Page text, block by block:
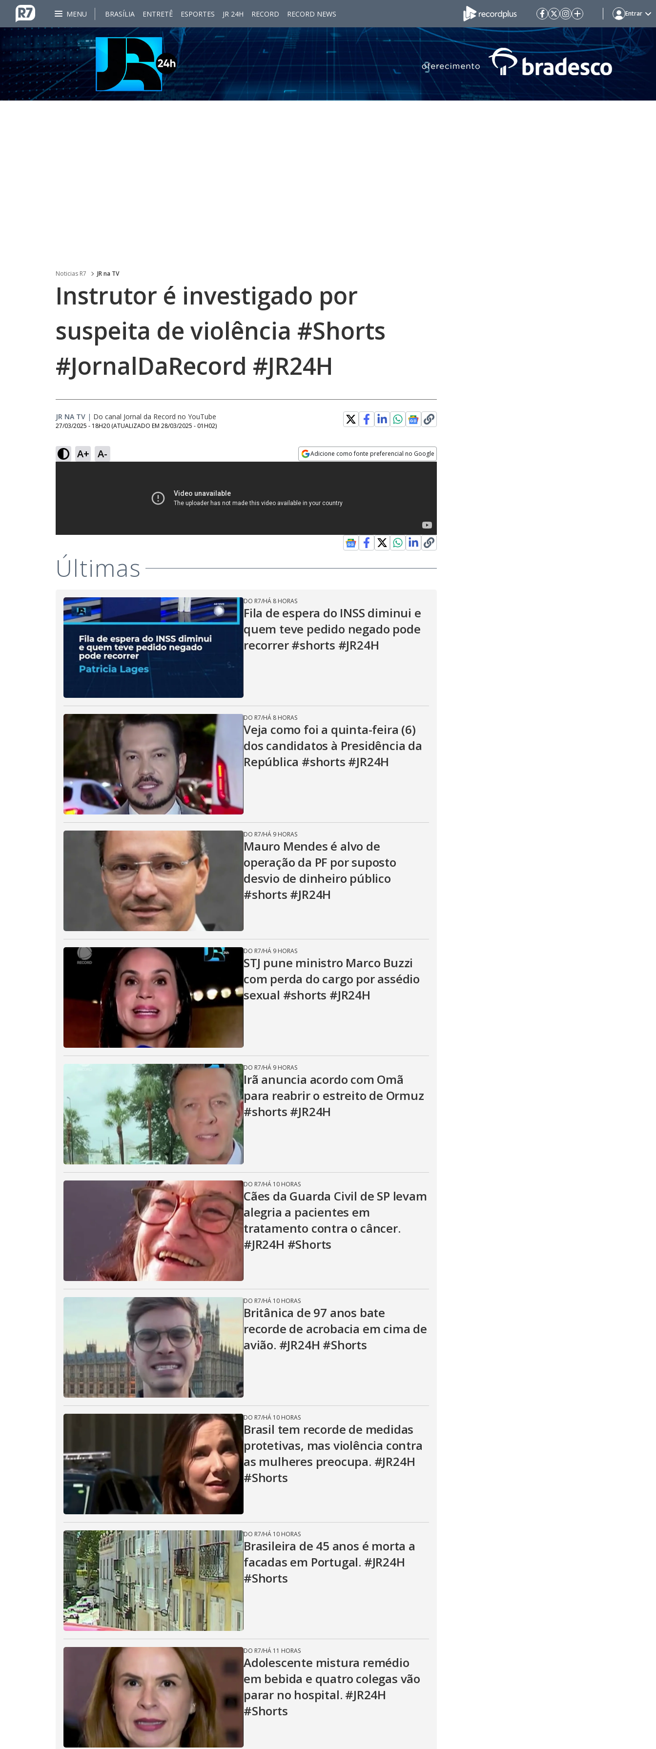
MENU BRASÍLIA ENTRETÊ ESPORTES JR 24H RECORD RECORD NEWS Entrar
Noticias R7 JR na TV
Instrutor é investigado por
suspeita de violência #Shorts
#JornalDaRecord #JR24H
JR NA TV | Do canal Jornal da Record no YouTube
27/03/2025 - 18H20 (ATUALIZADO EM 28/03/2025 - 01H02)
A+ A- Adicione como fonte preferencial no Google
Últimas
DO R7/HÁ 8 HORAS
Fila de espera do INSS diminui e
quem teve pedido negado pode
recorrer #shorts #JR24H
DO R7/HÁ 8 HORAS
Veja como foi a quinta-feira (6)
dos candidatos à Presidência da
República #shorts #JR24H
DO R7/HÁ 9 HORAS
Mauro Mendes é alvo de
operação da PF por suposto
desvio de dinheiro público
#shorts #JR24H
DO R7/HÁ 9 HORAS
STJ pune ministro Marco Buzzi
com perda do cargo por assédio
sexual #shorts #JR24H
DO R7/HÁ 9 HORAS
Irã anuncia acordo com Omã
para reabrir o estreito de Ormuz
#shorts #JR24H
DO R7/HÁ 10 HORAS
Cães da Guarda Civil de SP levam
alegria a pacientes em
tratamento contra o câncer.
#JR24H #Shorts
DO R7/HÁ 10 HORAS
Britânica de 97 anos bate
recorde de acrobacia em cima de
avião. #JR24H #Shorts
DO R7/HÁ 10 HORAS
Brasil tem recorde de medidas
protetivas, mas violência contra
as mulheres preocupa. #JR24H
#Shorts
DO R7/HÁ 10 HORAS
Brasileira de 45 anos é morta a
facadas em Portugal. #JR24H
#Shorts
DO R7/HÁ 11 HORAS
Adolescente mistura remédio
em bebida e quatro colegas vão
parar no hospital. #JR24H
#Shorts